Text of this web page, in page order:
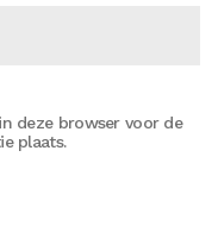
deze browser voor de
plaats.